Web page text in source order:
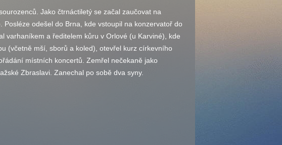
Jako čtrnáctiletý se začal zaučovat na
odešel do Brna, kde vstoupil na konzervatoř do
varhaníkem a ředitelem kůru v Orlové (u Karviné), kde
(včetně mší, sborů a koled), otevřel kurz církevního
místních koncertů. Zemřel nečekaně jako
Zbraslavi. Zanechal po sobě dva syny.